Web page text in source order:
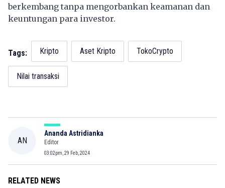
berkembang tanpa mengorbankan keamanan dan
keuntungan para investor.
Tags: Kripto Aset Kripto TokoCrypto
Nilai transaksi
AN
Ananda Astridianka
Editor
03:02pm, 29 Feb, 2024
RELATED NEWS